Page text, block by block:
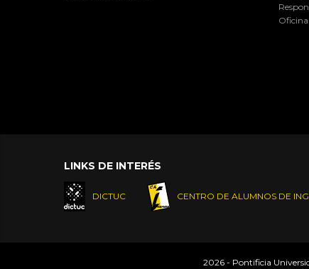
LINKS DE INTERÉS
DICTUC CENTRO DE ALUMNOS DE
2026 - Pontificia